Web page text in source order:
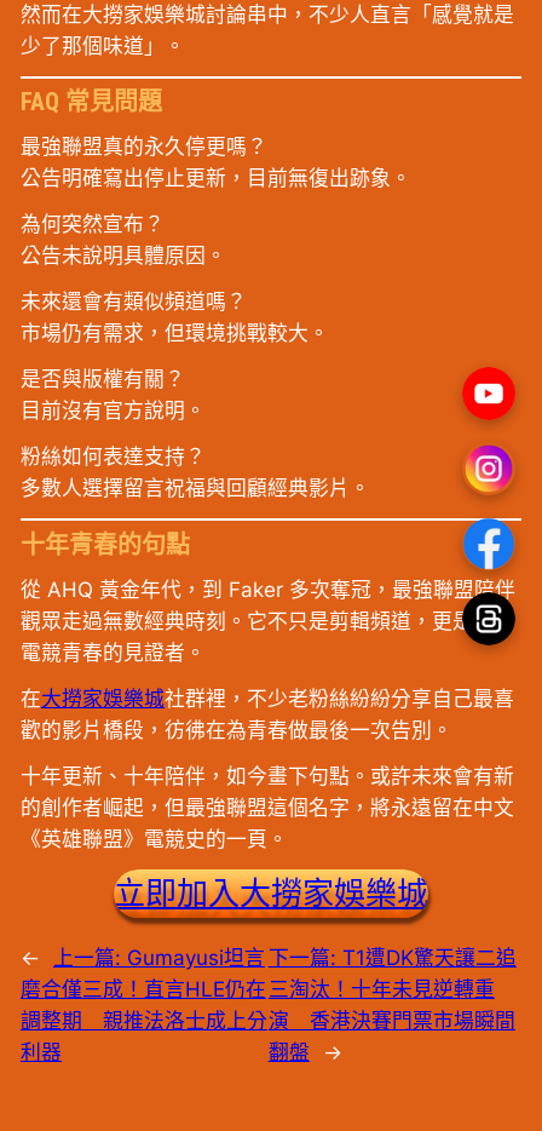
然而在大撈家娛樂城討論串中，不少人直言「感覺就是
少了那個味道」。
FAQ 常見問題
最強聯盟真的永久停更嗎？
公告明確寫出停止更新，目前無復出跡象。
為何突然宣布？
公告未說明具體原因。
未來還會有類似頻道嗎？
市場仍有需求，但環境挑戰較大。
是否與版權有關？
目前沒有官方說明。
粉絲如何表達支持？
多數人選擇留言祝福與回顧經典影片。
十年青春的句點
從 AHQ 黃金年代，到 Faker 多次奪冠，最強聯盟陪伴
觀眾走過無數經典時刻。它不只是剪輯頻道，更是一段
電競青春的見證者。
在大撈家娛樂城社群裡，不少老粉絲紛紛分享自己最喜
歡的影片橋段，彷彿在為青春做最後一次告別。
十年更新、十年陪伴，如今畫下句點。或許未來會有新
的創作者崛起，但最強聯盟這個名字，將永遠留在中文
《英雄聯盟》電競史的一頁。
立即加入大撈家娛樂城
← 上一篇: Gumayusi坦言
磨合僅三成！直言HLE仍在
調整期 親推法洛士成上分
利器
下一篇: T1遭DK驚天讓二追
三淘汰！十年未見逆轉重
演 香港決賽門票市場瞬間
翻盤
→